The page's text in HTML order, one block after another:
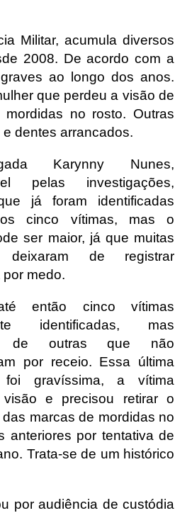
Militar, acumula diversos
2008. De acordo com a
ao longo dos anos.
que perdeu a visão de
no rosto. Outras
dentes arrancados.
Karynny Nunes,
pelas investigações,
já foram identificadas
cinco vítimas, mas o
ser maior, já que muitas
deixaram de registrar
medo.
então cinco vítimas
identificadas, mas
de outras que não
por receio. Essa última
foi gravíssima, a vítima
e precisou retirar o
marcas de mordidas no
anteriores por tentativa de
Trata-se de um histórico
por audiência de custódia